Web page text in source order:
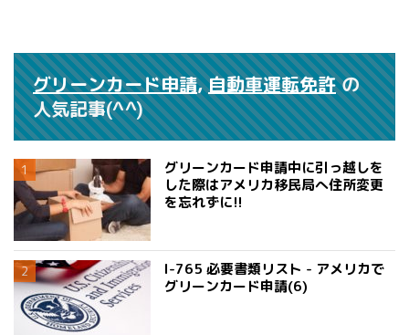
グリーンカード申請,自動車運転免許の
人気記事(^^)
グリーンカード申請中に引っ越しを
した際はアメリカ移民局へ住所変更
を忘れずに!!
I-765 必要書類リスト - アメリカで
グリーンカード申請(6)